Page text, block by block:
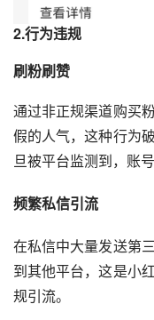
2.行为违规
刷粉刷赞
通过非正规渠道购买
假的人气，这种行为
旦被平台监测到，账
频繁私信引流
在私信中大量发送第
到其他平台，这是小
规引流。